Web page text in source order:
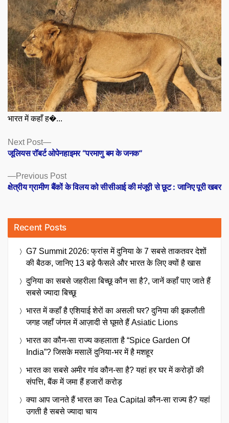
भारत में कहाँ ह�...
Posts
navigation
Previous PostPrevious
post:
क्षेत्रीय ग्रामीण बैंकों के विलय को सीसीआई की मंजूरी से छूट : जानिए पूरी खबर
Next Post
Next
post:
जूलियस रॉबर्ट ओपेनहाइमर “परमाणु बम के जनक”
Recent Posts
G7 Summit 2026: फ्रांस में दुनिया के 7 सबसे ताकतवर देशों
की बैठक, जानिए 13 बड़े फैसले और भारत के लिए क्यों है खास
दुनिया का सबसे जहरीला बिच्छू कौन सा है?, जानें कहाँ पाए जाते हैं
सबसे ज्यादा बिच्छू
भारत में कहाँ है एशियाई शेरों का असली घर? दुनिया की इकलौती
जगह जहाँ जंगल में आज़ादी से घूमते हैं Asiatic Lions
भारत का कौन-सा राज्य कहलाता है “Spice Garden Of
India”? जिसके मसालें दुनिया-भर में है मशहूर
भारत का सबसे अमीर गांव कौन-सा है? यहां हर घर में करोड़ों की
संपत्ति, बैंक में जमा हैं हजारों करोड़
क्या आप जानते हैं भारत का Tea Capital कौन-सा राज्य है? यहां
उगती है सबसे ज्यादा चाय